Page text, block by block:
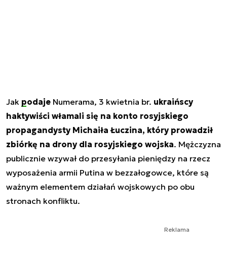
Jak podaje Numerama, 3 kwietnia br. ukraińscy
haktywiści włamali się na konto rosyjskiego
propagandysty Michaiła Łuczina, który prowadził
zbiórkę na drony dla rosyjskiego wojska. Mężczyzna
publicznie wzywał do przesyłania pieniędzy na rzecz
wyposażenia armii Putina w bezzałogowce, które są
ważnym elementem działań wojskowych po obu
stronach konfliktu.
Reklama